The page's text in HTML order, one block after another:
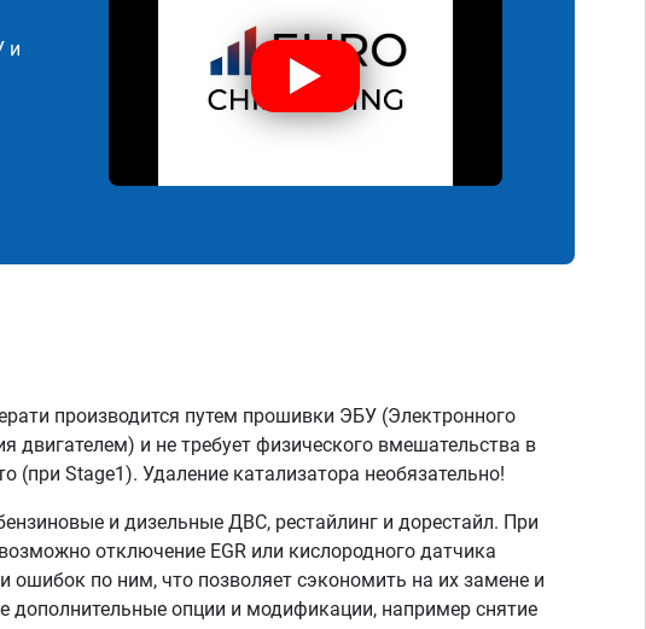
и
производится путем прошивки ЭБУ (Электронного
двигателем) и не требует физического вмешательства в
(при Stage1). Удаление катализатора необязательно!
и дизельные ДВС, рестайлинг и дорестайл. При
отключение EGR или кислородного датчика
ошибок по ним, что позволяет сэкономить на их замене и
дополнительные опции и модификации, например снятие